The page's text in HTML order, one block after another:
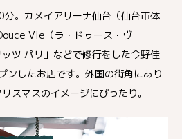
。カメイアリーナ仙台（仙台市体
Vie（ラ・ドゥース・ヴ
ツ パリ」などで修行をした今野佳
ンしたお店です。外国の街角にあり
スマスのイメージにぴったり。